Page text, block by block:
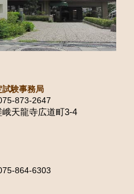
試験事務局
873-2647
天龍寺広道町3-4
864-6303